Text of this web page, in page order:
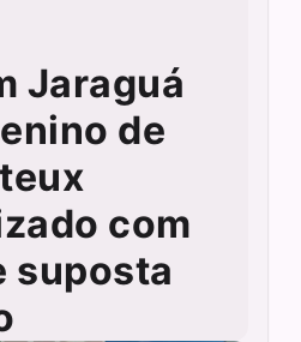
Jaraguá
de
com
suposta